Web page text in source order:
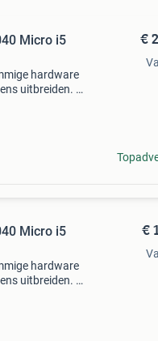
Micro i5
hardware
uitbreiden. U
€
Micro i5
hardware
uitbreiden. U
€